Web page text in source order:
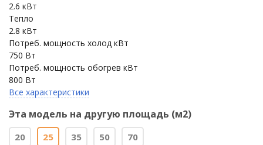
2.6 кВт
Тепло
2.8 кВт
Потреб. мощность холод кВт
750 Вт
Потреб. мощность обогрев кВт
800 Вт
Все характеристики
Эта модель на другую площадь (м2)
20 25 35 50 70